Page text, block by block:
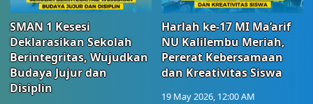
SMAN 1 Kesesi
Deklarasikan Sekolah
Berintegritas, Wujudkan
Budaya Jujur dan
Disiplin
Harlah ke-17 MI Ma’arif
NU Kalilembu Meriah,
Pererat Kebersamaan
dan Kreativitas Siswa
19 May 2026, 12:00 AM